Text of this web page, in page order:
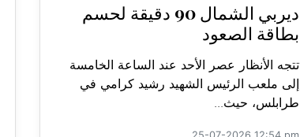
ديربي الشمال 90 دقيقة لحسم
بطاقة الصعود
تتجه الأنظار عصر الأحد عند الساعة الخامسة
إلى ملعب الرئيس الشهيد رشيد كرامي في
طرابلس، حيث...